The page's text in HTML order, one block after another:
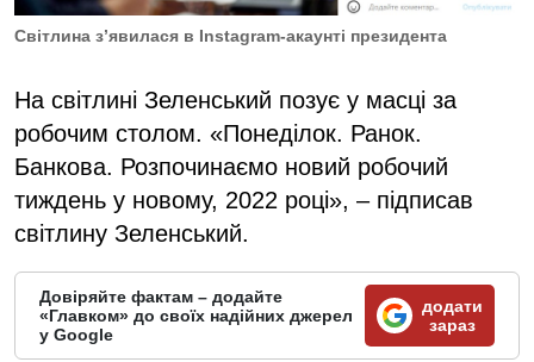
Світлина з’явилася в Instagram-акаунті президента
На світлині Зеленський позує у масці за
робочим столом. «Понеділок. Ранок.
Банкова. Розпочинаємо новий робочий
тиждень у новому, 2022 році», – підписав
світлину Зеленський.
Довіряйте фактам – додайте
«Главком» до своїх надійних джерел
у Google
додати
зараз